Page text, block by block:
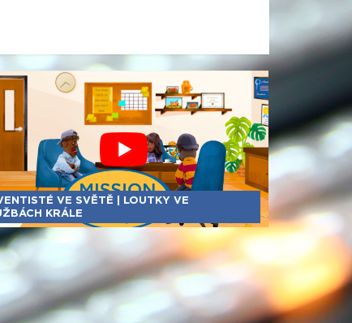
VE SVĚTĚ | LOUTKY VE
KRÁLE